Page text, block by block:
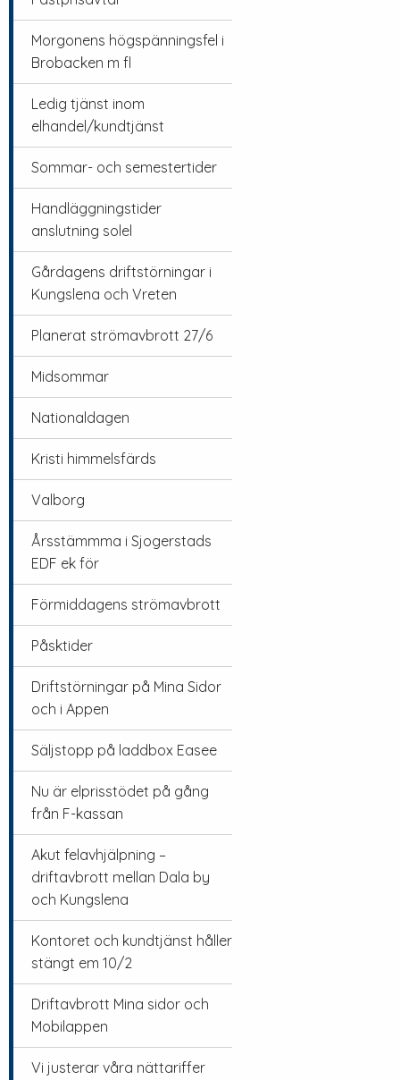
Morgonens högspänningsfel i
Brobacken m fl
Ledig tjänst inom
elhandel/kundtjänst
Sommar- och semestertider
Handläggningstider
anslutning solel
Gårdagens driftstörningar i
Kungslena och Vreten
Planerat strömavbrott 27/6
Midsommar
Nationaldagen
Kristi himmelsfärds
Valborg
Årsstämmma i Sjogerstads
EDF ek för
Förmiddagens strömavbrott
Påsktider
Driftstörningar på Mina Sidor
och i Appen
Säljstopp på laddbox Easee
Nu är elprisstödet på gång
från F-kassan
Akut felavhjälpning –
driftavbrott mellan Dala by
och Kungslena
Kontoret och kundtjänst håller
stängt em 10/2
Driftavbrott Mina sidor och
Mobilappen
Vi justerar våra nättariffer